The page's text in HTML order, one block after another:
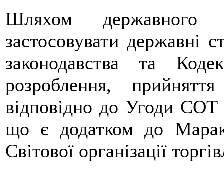
Шляхом державного
застосовувати державні
законодавства та
розроблення,
відповідно до Угоди СОТ
що є додатком до
Світової організації